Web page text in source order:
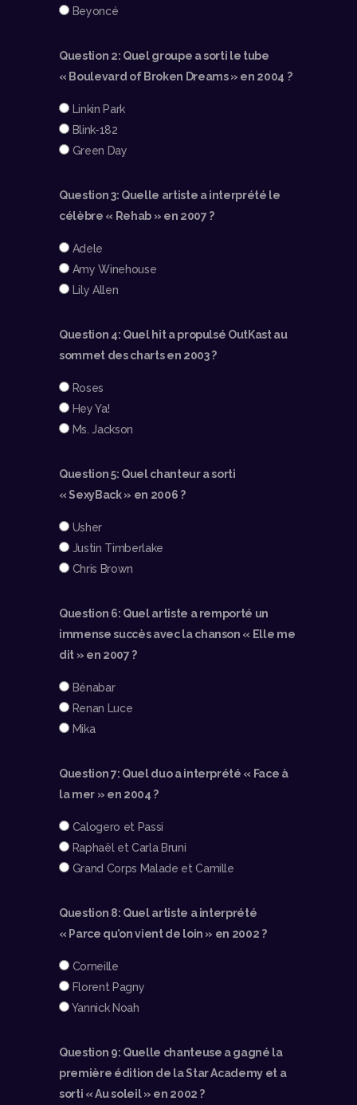
Beyoncé
Question 2: Quel groupe a sorti le tube
« Boulevard of Broken Dreams » en 2004 ?
Linkin Park
Blink-182
Green Day
Question 3: Quelle artiste a interprété le
célèbre « Rehab » en 2007 ?
Adele
Amy Winehouse
Lily Allen
Question 4: Quel hit a propulsé OutKast au
sommet des charts en 2003 ?
Roses
Hey Ya!
Ms. Jackson
Question 5: Quel chanteur a sorti
« SexyBack » en 2006 ?
Usher
Justin Timberlake
Chris Brown
Question 6: Quel artiste a remporté un
immense succès avec la chanson « Elle me
dit » en 2007 ?
Bénabar
Renan Luce
Mika
Question 7: Quel duo a interprété « Face à
la mer » en 2004 ?
Calogero et Passi
Raphaël et Carla Bruni
Grand Corps Malade et Camille
Question 8: Quel artiste a interprété
« Parce qu’on vient de loin » en 2002 ?
Corneille
Florent Pagny
Yannick Noah
Question 9: Quelle chanteuse a gagné la
première édition de la Star Academy et a
sorti « Au soleil » en 2002 ?